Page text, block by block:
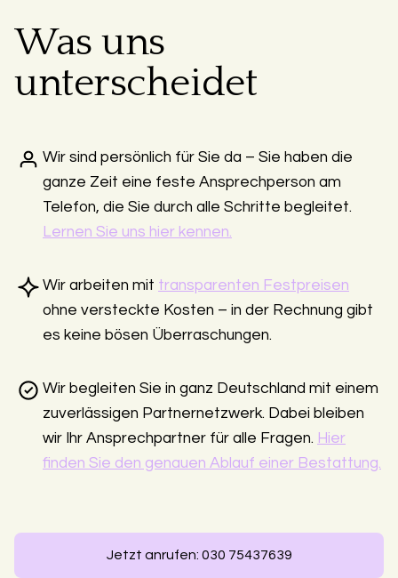
Was uns
unterscheidet
Wir sind persönlich für Sie da – Sie haben die
ganze Zeit eine feste Ansprechperson am
Telefon, die Sie durch alle Schritte begleitet.
Lernen Sie uns hier kennen.
Wir arbeiten mit transparenten Festpreisen
ohne versteckte Kosten – in der Rechnung gibt
es keine bösen Überraschungen.
Wir begleiten Sie in ganz Deutschland mit einem
zuverlässigen Partnernetzwerk. Dabei bleiben
wir Ihr Ansprechpartner für alle Fragen. Hier
finden Sie den genauen Ablauf einer Bestattung.
Jetzt anrufen: 030 75437639